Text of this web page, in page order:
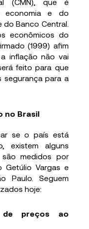
(CMN), que é
economia e do
Banco Central.
econômicos do
(1999) afim
inflação não vai
feito para que
segurança para a
no Brasil
se o país está
existem alguns
medidos por
Getúlio Vargas e
Paulo. Seguem
hoje:
preços ao